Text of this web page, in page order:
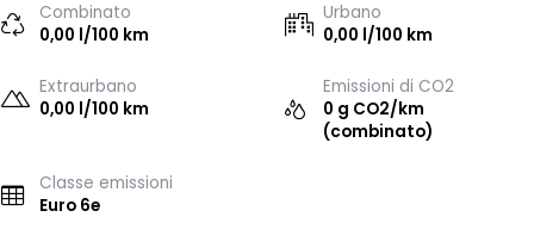
Combinato
0,00 l/100 km
Urbano
0,00 l/100 km
Extraurbano
0,00 l/100 km
Emissioni di CO2
0 g CO2/km
(combinato)
Classe emissioni
Euro 6e